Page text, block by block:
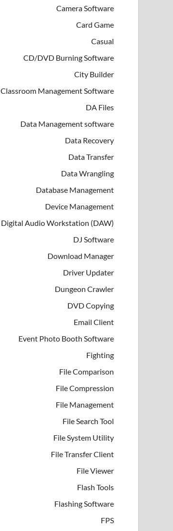
Camera Software
Card Game
Casual
CD/DVD Burning Software
City Builder
Classroom Management Software
DA Files
Data Management software
Data Recovery
Data Transfer
Data Wrangling
Database Management
Device Management
Digital Audio Workstation (DAW)
DJ Software
Download Manager
Driver Updater
Dungeon Crawler
DVD Copying
Email Client
Event Photo Booth Software
Fighting
File Comparison
File Compression
File Management
File Search Tool
File System Utility
File Transfer Client
File Viewer
Flash Tools
Flashing Software
FPS